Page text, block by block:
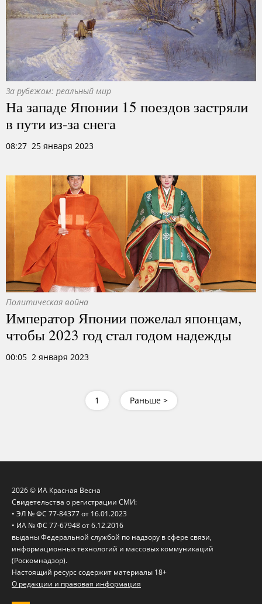
За рубежом: реальный мир
На западе Японии 15 поездов застряли
в пути из-за снега
08:27 25 января 2023
Политическая война
Император Японии пожелал японцам,
чтобы 2023 год стал годом надежды
00:05 2 января 2023
1 Раньше >
2026 © ИА Красная Весна
Свидетельства о регистрации СМИ:
• ЭЛ № ФС 77-84377 от 16.01.2023
• ИА № ФС 77-67948 от 6.12.2016
выданы Федеральной службой по надзору в сфере связи,
информационных технологий и массовых коммуникаций
(Роскомнадзор).
Настоящий ресурс содержит материалы 18+
О редакции и правовая информация